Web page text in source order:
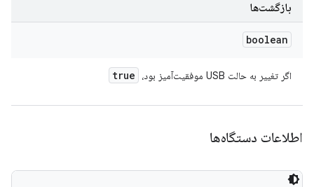
بازگشت‌ها
boolean
اگر تغییر به حالت USB موفقیت‌آمیز بود، true
اطلاعات دستگاه‌ها